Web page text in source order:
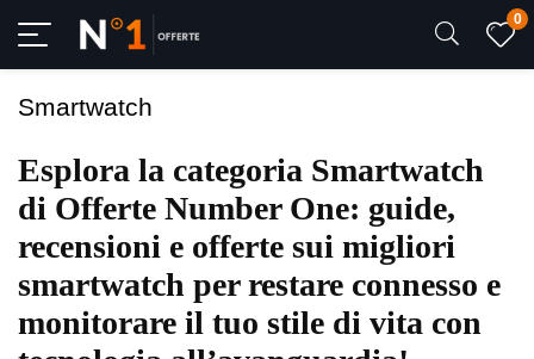
0
Smartwatch
Esplora la categoria Smartwatch
di Offerte Number One: guide,
recensioni e offerte sui migliori
smartwatch per restare connesso e
monitorare il tuo stile di vita con